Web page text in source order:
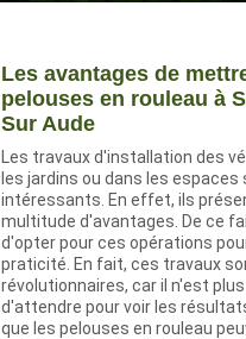
Les avantages de
pelouses en rouleau à
Sur Aude
Les travaux d'installation des
les jardins ou dans les
intéressants. En effet, ils
multitude d'avantages. De ce
d'opter pour ces opérations
praticité. En fait, ces travaux
révolutionnaires, car il n'est
d'attendre pour voir les
que les pelouses en rouleau